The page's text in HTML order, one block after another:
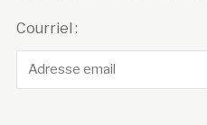
Courriel :